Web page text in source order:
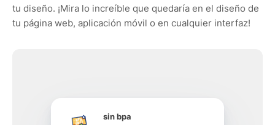
tu diseño. ¡Mira lo increíble que quedaría en el diseño de
tu página web, aplicación móvil o en cualquier interfaz!
sin bpa